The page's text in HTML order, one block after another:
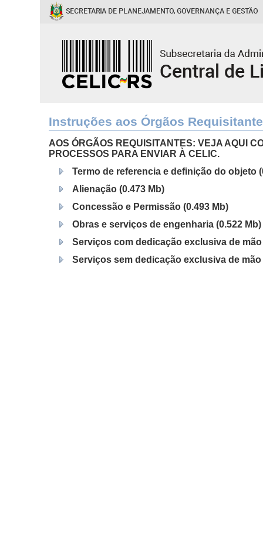
Instruções aos Órgãos
AOS ÓRGÃOS REQUISITANTES: VEJA AQUI
PROCESSOS PARA ENVIAR À CELIC.
Termo de referencia e definição do objeto
Alienação (0.473 Mb)
Concessão e Permissão (0.493 Mb)
Obras e serviços de engenharia (0.522 Mb)
Serviços com dedicação exclusiva de mão
Serviços sem dedicação exclusiva de mão